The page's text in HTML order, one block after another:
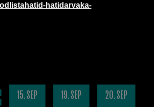
hatidarvaka-
15. SEP 19. SEP 20. SEP